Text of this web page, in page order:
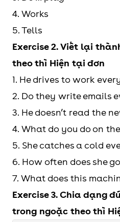
4. Works
5. Tells
Exercise 2. Viết lại
theo thì Hiện tại đơn
1. He drives to work
2. Do they write emails
3. He doesn’t read the
4. What do you do on
5. She catches a cold
6. How often does she
7. What does this
Exercise 3. Chia dạng
trong ngoặc theo thì